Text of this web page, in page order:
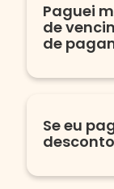
Paguei
de
de
Se eu